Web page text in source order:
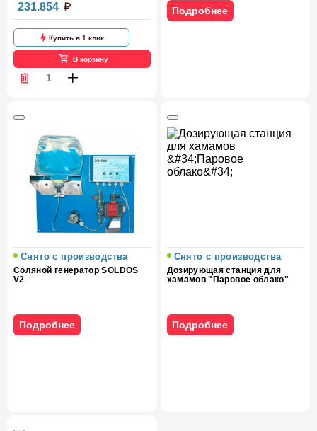
231.854
Купить в 1 клик
В корзину
Подробнее
Снято с производства
Соляной генератор SOLDOS
V2
Подробнее
Снято с производства
Дозирующая станция для
хамамов "Паровое облако"
Подробнее